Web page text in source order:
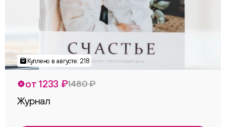
от 1233 ₽1480 ₽
Журнал